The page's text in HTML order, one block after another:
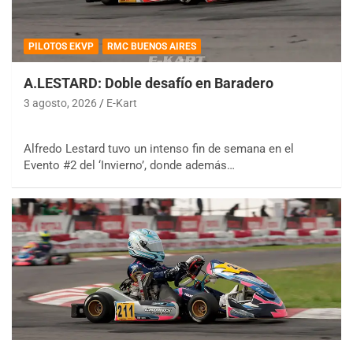
PILOTOS EKVP RMC BUENOS AIRES
A.LESTARD: Doble desafío en Baradero
3 agosto, 2026 E-Kart
Alfredo Lestard tuvo un intenso fin de semana en el
Evento #2 del ‘Invierno’, donde además…